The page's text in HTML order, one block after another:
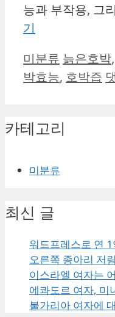
능과 부작용, 그
기
카
테
미분류 태
그
늙은호박,
박효능, 호박즙
카테고리
미분류
최신 글
워드프레스로 연
오른쪽 종아리 저
이스라엘 여자는
에콰도르 여자, 미
불가리아 여자에